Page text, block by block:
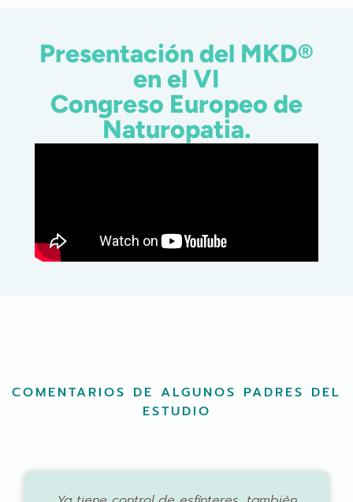
Presentación del MKD®
en el VI
Congreso Europeo de
Naturopatia.
COMENTARIOS DE ALGUNOS PADRES DEL
ESTUDIO